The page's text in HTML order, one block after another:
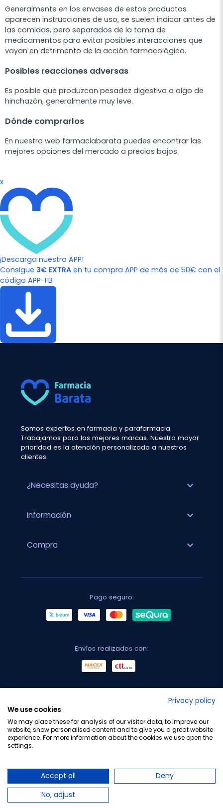
Generalmente en los envases de estos productos
aparecen instrucciones de uso, se suelen indicar antes de
las comidas, pero separados de la toma de
medicamentos para evitar posibles interacciones que
vayan en detrimento de la acción farmacológica.
Posibles reacciones adversas
Es posible que produzcan pesadez digestiva o algo de
hinchazón, generalmente muy leve.
Dónde comprarlos
En nuestra web farmaciabarata puedes encontrar las
mejores opciones del mercado a precios bajos.
x
¡Descarga nuestra APP!
Consigue 3€ EXTRA en tu compra APP de más de 50€ con el
código APP-FB
Somos expertos en farmacia y parafarmacia.
Trabajamos para las mejores marcas. Nuestra mayor
prioridad es la atención personalizada a nuestros
clientes.
¿Necesitas ayuda? expand_more
Información expand_more
Compra expand_more
Pago seguro:
Envíos realizados con:
Privacy policy
We use cookies
We may place these for analysis of our visitor data, to improve our
website, show personalised content and to give you a great website
experience. For more information about the cookies we use open the
settings.
Accept all
Deny
No, adjust